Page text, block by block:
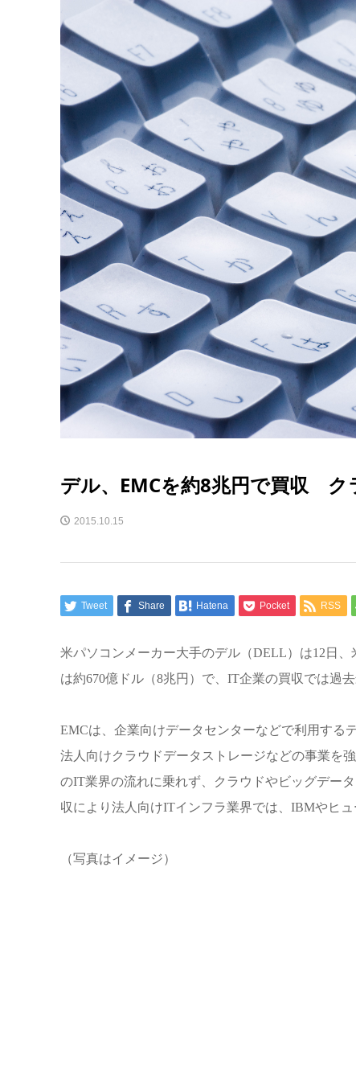
デル、EMCを約8兆円で買収 ク
2015.10.15
Tweet Share Hatena Pocket RSS
米パソコンメーカー大手のデル（DELL）は12 日、
は約670億ドル（8兆円）で、 IT企業の買収では過去
EMCは、企業向けデータセンターなどで利用する
法人向けクラウドデータストレージなどの事業を
のIT業界の流れに乗れず、クラウドやビッグデー
収により法人向けITインフラ業界では、 IBMやヒュ
（写真はイメージ）